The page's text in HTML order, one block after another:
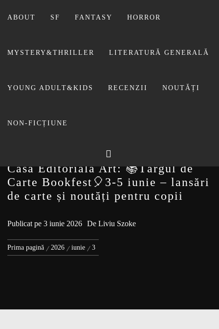
ABOUT SF FANTASY HORROR
MYSTERY&THRILLER LITERATURĂ GENERALĂ
YOUNG ADULT&KIDS RECENZII NOUTĂȚI
NON-FICȚIUNE
BIBLIOTECA LUI
Casa Editorială Art: 📚Târgul de
Carte Bookfest🎈3-5 iunie – lansări
de carte și noutăți pentru copii
Publicat pe 3 iunie 2026 De Liviu Szoke
Prima pagină 2026 iunie 3